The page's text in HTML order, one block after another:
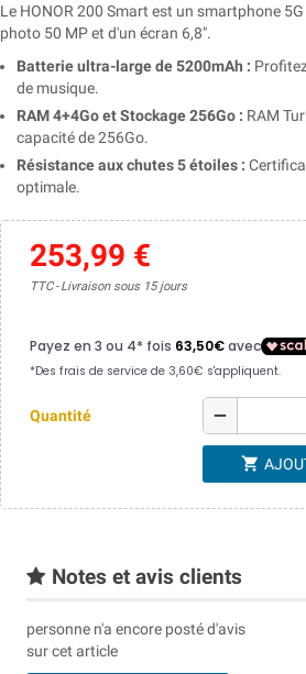
Le HONOR 200 Smart est un smartphone
photo 50 MP et d'un écran 6,8".
Batterie ultra-large de 5200mAh :
de musique.
RAM 4+4Go et Stockage 256Go : RAM
capacité de 256Go.
Résistance aux chutes 5 étoiles :
optimale.
253,99 €
TTC Livraison sous 15 jours
Quantité remove
shopping_cart
Notes et avis clients
personne n'a encore posté d'avis
sur cet article